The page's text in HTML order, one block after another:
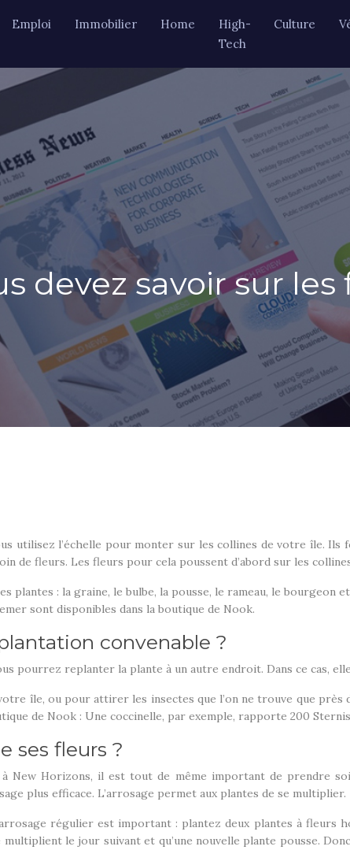
Emploi Immobilier Home
High-
Tech
Culture
devez savoir sur les
utilisez l’échelle pour monter sur les collines de votre île. Ils
de fleurs. Les fleurs pour cela poussent d’abord sur les
plantes : la graine, le bulbe, la pousse, le rameau, le bourgeon
sont disponibles dans la boutique de Nook.
convenable ?
pourrez replanter la plante à un autre endroit. Dans ce cas,
île, ou pour attirer les insectes que l’on ne trouve que près
de Nook : Une coccinelle, par exemple, rapporte 200
ses fleurs ?
New Horizons, il est tout de même important de prendre
plus efficace. L’arrosage permet aux plantes de se multiplier.
régulier est important : plantez deux plantes à fleurs
le jour suivant et qu’une nouvelle plante pousse.